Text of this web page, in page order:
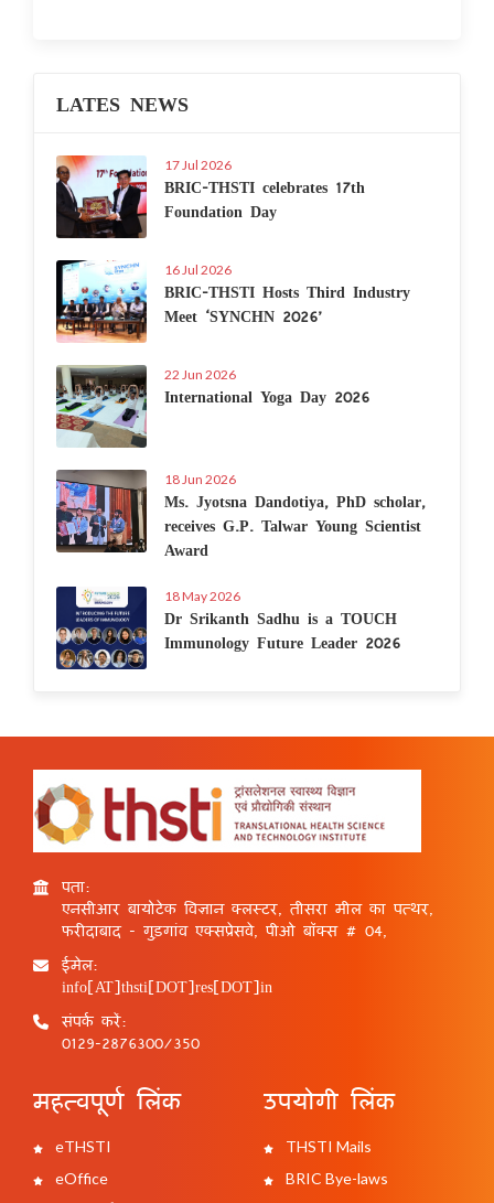
LATES NEWS
17 Jul 2026
BRIC-THSTI celebrates 17th
Foundation Day
16 Jul 2026
BRIC-THSTI Hosts Third Industry
Meet ‘SYNCHN 2026’
22 Jun 2026
International Yoga Day 2026
18 Jun 2026
Ms. Jyotsna Dandotiya, PhD scholar,
receives G.P. Talwar Young Scientist
Award
18 May 2026
Dr Srikanth Sadhu is a TOUCH
Immunology Future Leader 2026
पता:
एनसीआर बायोटेक विज्ञान क्लस्टर, तीसरा मील का पत्थर,
फरीदाबाद - गुड़गांव एक्सप्रेसवे, पीओ बॉक्स # 04,
ईमेल:
info[AT]thsti[DOT]res[DOT]in
संपर्क करें:
0129-2876300/350
महत्वपूर्ण लिंक
eTHSTI
eOffice
उपयोगी लिंक
THSTI Mails
BRIC Bye-laws